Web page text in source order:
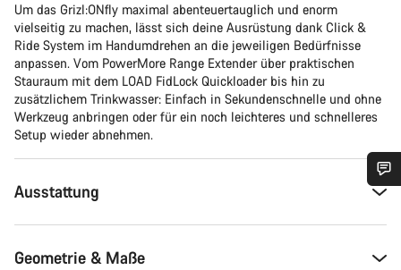
Um das Grizl:ONfly maximal abenteuertauglich und enorm
vielseitig zu machen, lässt sich deine Ausrüstung dank Click &
Ride System im Handumdrehen an die jeweiligen Bedürfnisse
anpassen. Vom PowerMore Range Extender über praktischen
Stauraum mit dem LOAD FidLock Quickloader bis hin zu
zusätzlichem Trinkwasser: Einfach in Sekundenschnelle und ohne
Werkzeug anbringen oder für ein noch leichteres und schnelleres
Setup wieder abnehmen.
Ausstattung
Geometrie & Maße
Benötigst du Hilfe?
Unsere Experten stehen dir jetzt im Chat zur Verfügung.